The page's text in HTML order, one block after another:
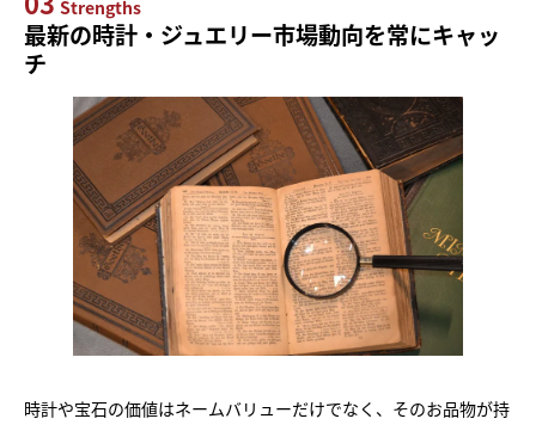
Strengths
最新の時計・ジュエリー市場動向を常にキャッ
チ
時計や宝石の価値はネームバリューだけでなく、そのお品物が持